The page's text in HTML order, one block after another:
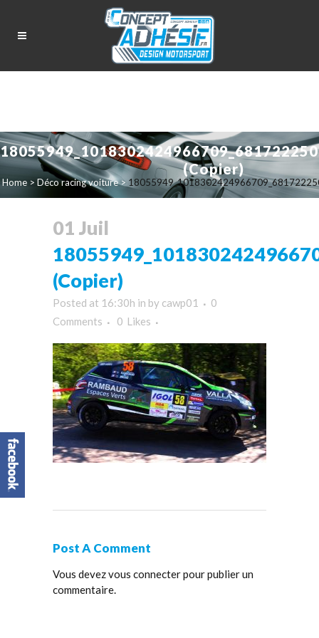
(Copier)
Home> Déco racing voiture>
01 Juil
(Copier)
Posted at 16:30h in by cawp01
0
Comments
0 Likes
Post A Comment
Vous devezvous connecterpour publier un
commentaire.